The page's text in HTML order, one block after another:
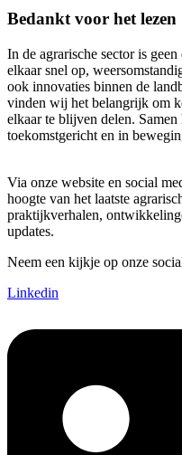
Bedankt voor het lezen
In de agrarische sector is
elkaar snel op,
ook innovaties binnen de
vinden wij het belangrijk om
elkaar te blijven delen.
toekomstgericht en in
Via onze website en social
hoogte van het laatste
praktijkverhalen,
updates.
Neem een kijkje op onze
Linkedin